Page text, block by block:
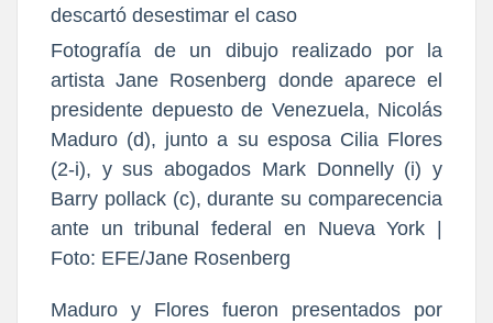
Fotografía de un dibujo realizado por la
artista Jane Rosenberg donde aparece el
presidente depuesto de Venezuela, Nicolás
Maduro (d), junto a su esposa Cilia Flores
(2-i), y sus abogados Mark Donnelly (i) y
Barry pollack (c), durante su comparecencia
ante un tribunal federal en Nueva York |
Foto: EFE/Jane Rosenberg
Maduro y Flores fueron presentados por